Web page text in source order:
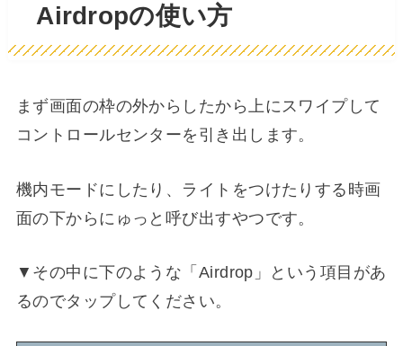
Airdropの使い方
まず画面の枠の外からしたから上にスワイプして
コントロールセンターを引き出します。
機内モードにしたり、ライトをつけたりする時画
面の下からにゅっと呼び出すやつです。
▼その中に下のような「Airdrop」という項目があ
るのでタップしてください。